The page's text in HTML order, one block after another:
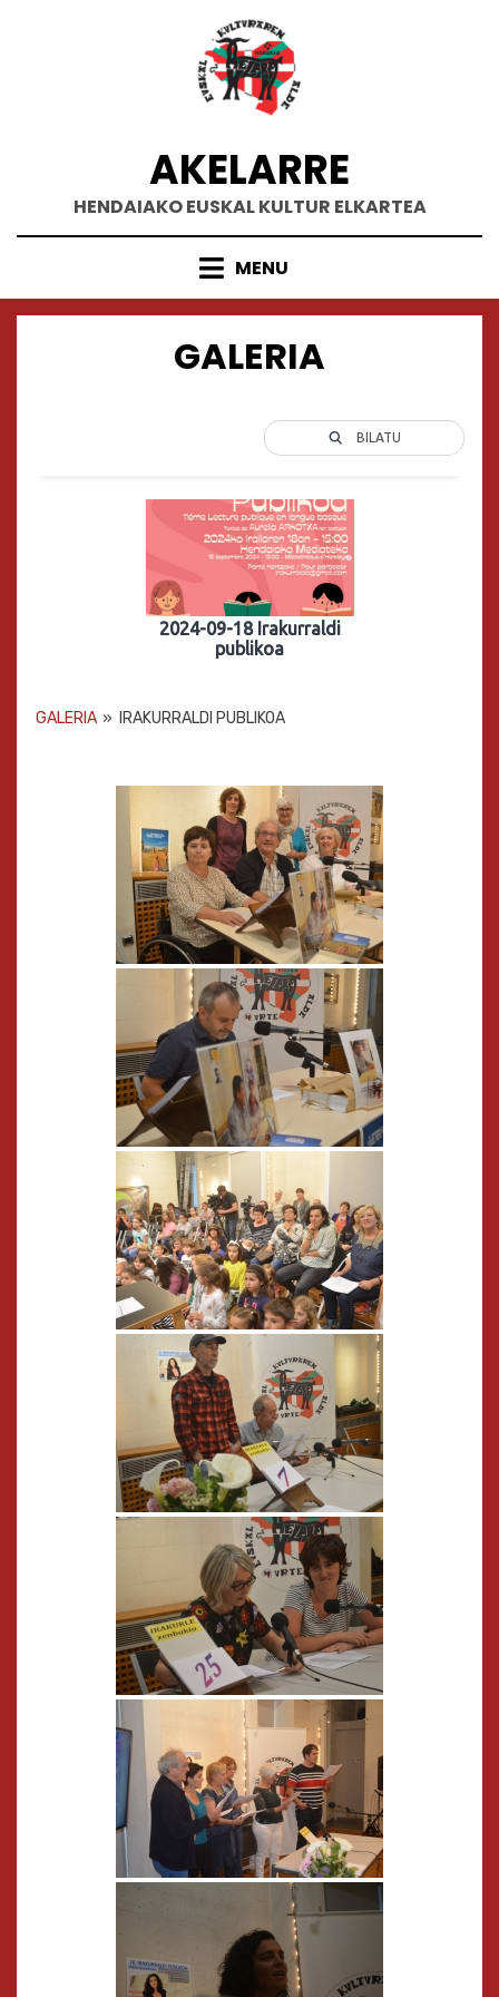
AKELARRE
HENDAIAKO EUSKAL KULTUR ELKARTEA
MENU
GALERIA
BILATU
2024-09-18 Irakurraldi
publikoa
GALERIA » IRAKURRALDI PUBLIKOA